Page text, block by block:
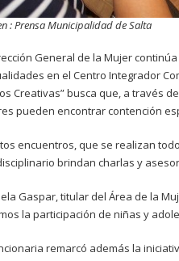
: Prensa Municipalidad de Salta
General de la Mujer
en el Centro Integrador
Creativas” busca que, a través
pueden encontrar contención
encuentros, que se realizan
brindan charlas y
Gaspar, titular del Área de la
la participación de niñas y
remarcó además la